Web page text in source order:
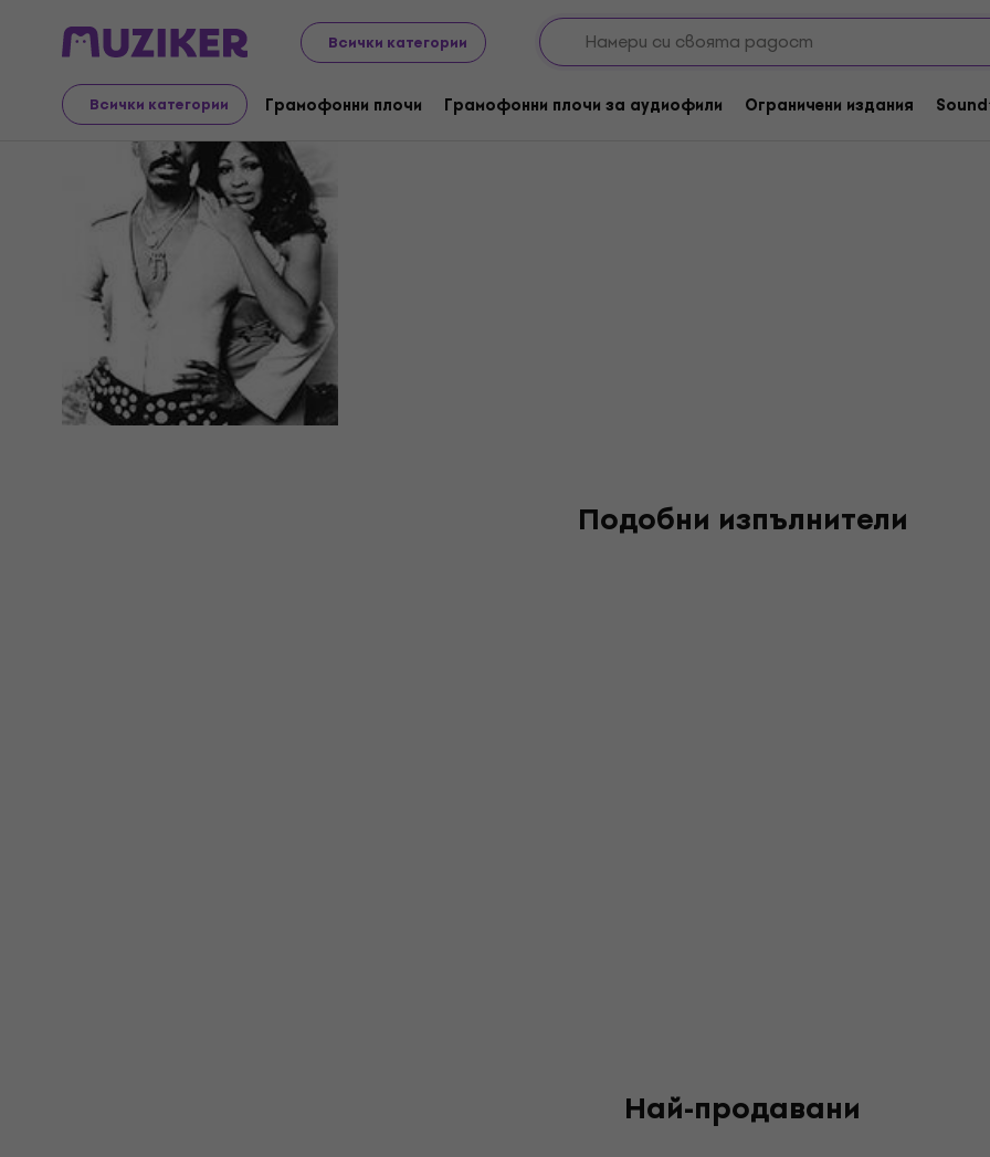
Всички категории
Всички категории Грамофонни плочи Грамофонни плочи за аудиофили Ограничени издания
Ike & Tina Turner
Подобни изпълнители
Най-продавани